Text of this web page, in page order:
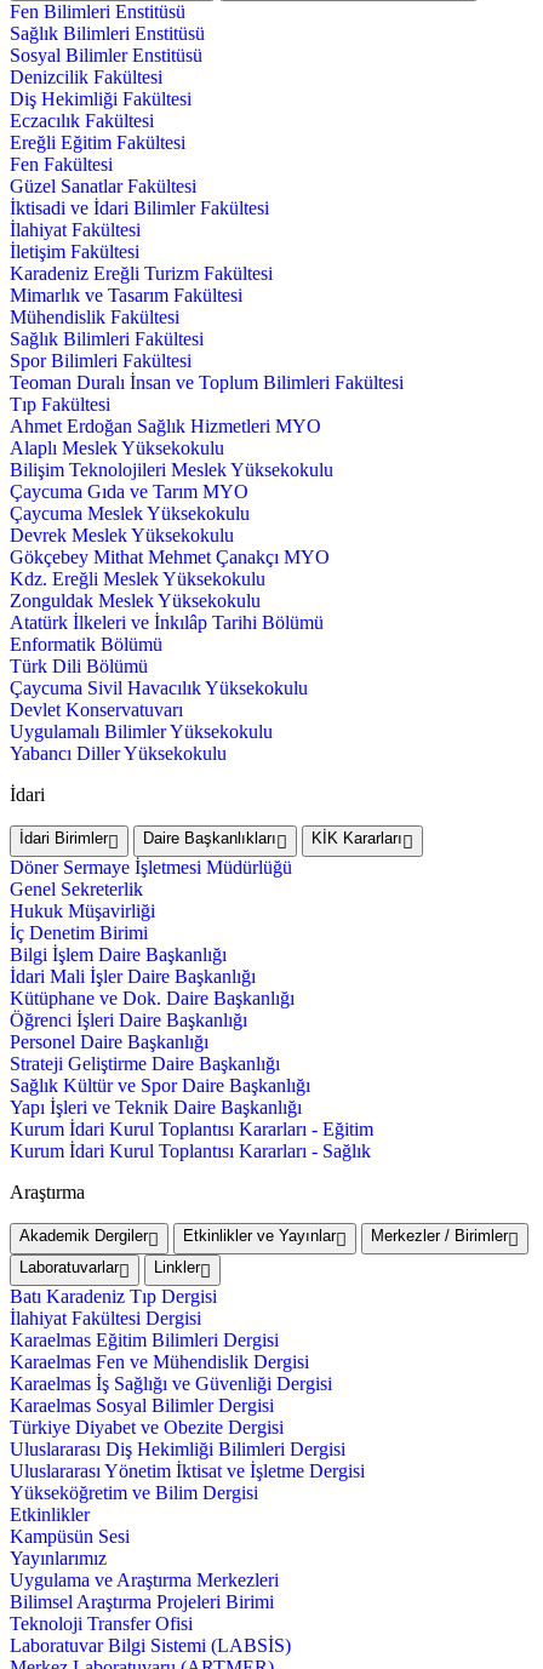
Fen Bilimleri Enstitüsü
Sağlık Bilimleri Enstitüsü
Sosyal Bilimler Enstitüsü
Denizcilik Fakültesi
Diş Hekimliği Fakültesi
Eczacılık Fakültesi
Ereğli Eğitim Fakültesi
Fen Fakültesi
Güzel Sanatlar Fakültesi
İktisadi ve İdari Bilimler Fakültesi
İlahiyat Fakültesi
İletişim Fakültesi
Karadeniz Ereğli Turizm Fakültesi
Mimarlık ve Tasarım Fakültesi
Mühendislik Fakültesi
Sağlık Bilimleri Fakültesi
Spor Bilimleri Fakültesi
Teoman Duralı İnsan ve Toplum Bilimleri Fakültesi
Tıp Fakültesi
Ahmet Erdoğan Sağlık Hizmetleri MYO
Alaplı Meslek Yüksekokulu
Bilişim Teknolojileri Meslek Yüksekokulu
Çaycuma Gıda ve Tarım MYO
Çaycuma Meslek Yüksekokulu
Devrek Meslek Yüksekokulu
Gökçebey Mithat Mehmet Çanakçı MYO
Kdz. Ereğli Meslek Yüksekokulu
Zonguldak Meslek Yüksekokulu
Atatürk İlkeleri ve İnkılâp Tarihi Bölümü
Enformatik Bölümü
Türk Dili Bölümü
Çaycuma Sivil Havacılık Yüksekokulu
Devlet Konservatuvarı
Uygulamalı Bilimler Yüksekokulu
Yabancı Diller Yüksekokulu
İdari
İdari Birimler Daire Başkanlıkları KİK Kararları
Döner Sermaye İşletmesi Müdürlüğü
Genel Sekreterlik
Hukuk Müşavirliği
İç Denetim Birimi
Bilgi İşlem Daire Başkanlığı
İdari Mali İşler Daire Başkanlığı
Kütüphane ve Dok. Daire Başkanlığı
Öğrenci İşleri Daire Başkanlığı
Personel Daire Başkanlığı
Strateji Geliştirme Daire Başkanlığı
Sağlık Kültür ve Spor Daire Başkanlığı
Yapı İşleri ve Teknik Daire Başkanlığı
Kurum İdari Kurul Toplantısı Kararları - Eğitim
Kurum İdari Kurul Toplantısı Kararları - Sağlık
Araştırma
Akademik Dergiler Etkinlikler ve Yayınlar
Merkezler / Birimler
Laboratuvarlar
Linkler
Batı Karadeniz Tıp Dergisi
İlahiyat Fakültesi Dergisi
Karaelmas Eğitim Bilimleri Dergisi
Karaelmas Fen ve Mühendislik Dergisi
Karaelmas İş Sağlığı ve Güvenliği Dergisi
Karaelmas Sosyal Bilimler Dergisi
Türkiye Diyabet ve Obezite Dergisi
Uluslararası Diş Hekimliği Bilimleri Dergisi
Uluslararası Yönetim İktisat ve İşletme Dergisi
Yükseköğretim ve Bilim Dergisi
Etkinlikler
Kampüsün Sesi
Yayınlarımız
Uygulama ve Araştırma Merkezleri
Bilimsel Araştırma Projeleri Birimi
Teknoloji Transfer Ofisi
Laboratuvar Bilgi Sistemi (LABSİS)